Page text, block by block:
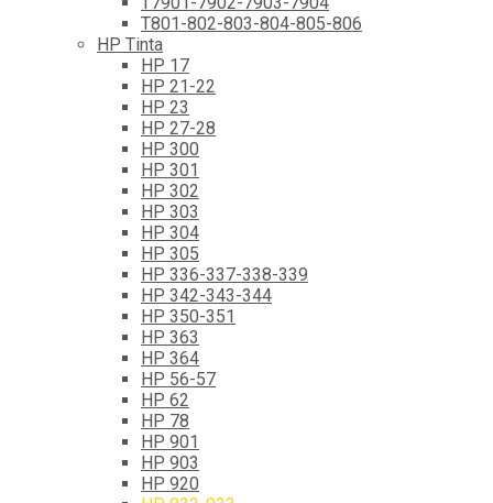
T801-802-803-804-805-806
HP Tinta
HP 17
HP 21-22
HP 23
HP 27-28
HP 300
HP 301
HP 302
HP 303
HP 304
HP 305
HP 336-337-338-339
HP 342-343-344
HP 350-351
HP 363
HP 364
HP 56-57
HP 62
HP 78
HP 901
HP 903
HP 920